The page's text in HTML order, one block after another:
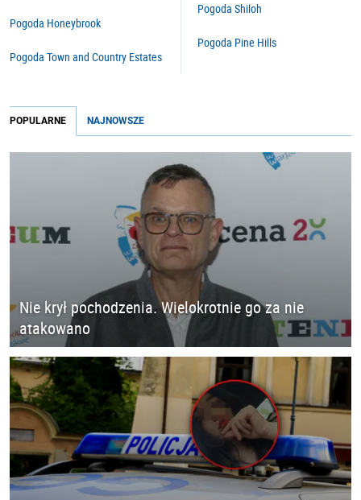
Pogoda Honeybrook
Pogoda Town and Country Estates
Pogoda Shiloh
Pogoda Pine Hills
POPULARNE NAJNOWSZE
Nie krył pochodzenia. Wielokrotnie go za nie
atakowano